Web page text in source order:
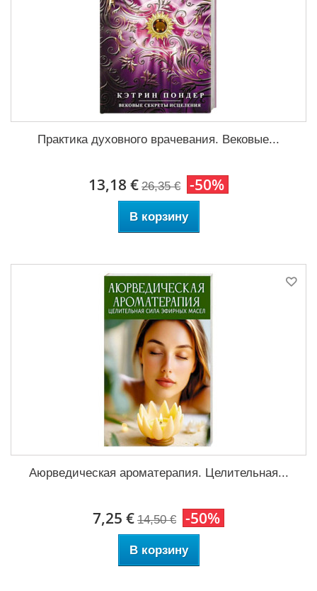
Практика духовного врачевания. Вековые...
13,18 € 26,35 € -50%
В корзину
Аюрведическая ароматерапия. Целительная...
7,25 € 14,50 € -50%
В корзину